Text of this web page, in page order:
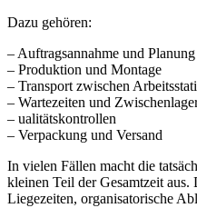
Dazu gehören:
– Auftragsannahme und Planung
– Produktion und Montage
– Transport zwischen
– Wartezeiten und
– ualitätskontrollen
– Verpackung und Versand
In vielen Fällen macht die
kleinen Teil der Gesamtzeit
Liegezeiten, organisatorische